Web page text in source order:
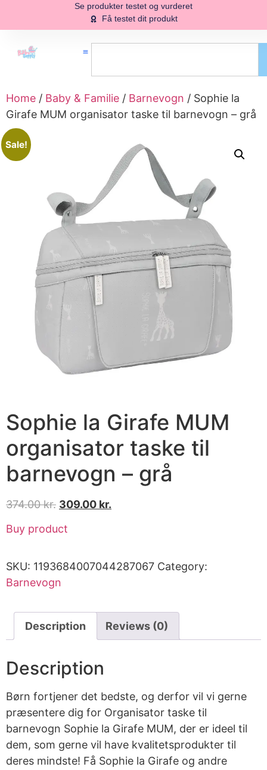
Se produkter testet og vurderet
Få testet dit produkt
Home / Baby & Familie / Barnevogn / Sophie la
Girafe MUM organisator taske til barnevogn – grå
Sale!
Sophie la Girafe MUM
organisator taske til
barnevogn – grå
374.00kr. 309.00 kr.
Buy product
SKU: 1193684007044287067 Category:
Barnevogn
Description Reviews (0)
Description
Børn fortjener det bedste, og derfor vil vi gerne
præsentere dig for Organisator taske til
barnevogn Sophie la Girafe MUM, der er ideel til
dem, som gerne vil have kvalitetsprodukter til
deres mindste! Få Sophie la Girafe og andre